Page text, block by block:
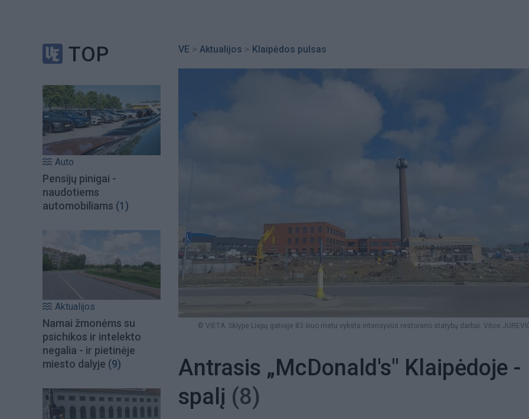
TOP
Auto
Pensijų pinigai -
naudotiems
automobiliams (1)
Aktualijos
Namai žmonėms su
psichikos ir intelekto
negalia - ir pietinėje
miesto dalyje (9)
VE > Aktualijos > Klaipėdos pulsas
© VIETA. Sklype Liepų gatvėje 83 šiuo metu vyksta intensyvūs restorano statybų darbai. Vitos
Antrasis „McDonald's" Klaipėdoje -
spalį (8)